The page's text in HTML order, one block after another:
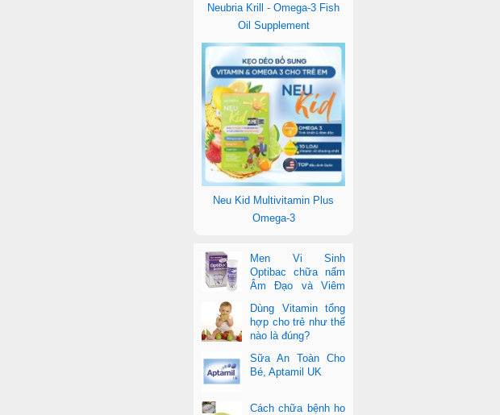
Neubria Krill - Omega-3 Fish
Oil Supplement
Neu Kid Multivitamin Plus
Omega-3
Men Vi Sinh
Optibac chữa nấm
Âm Đạo và Viêm
Dùng Vitamin tổng
hợp cho trẻ như thế
nào là đúng?
Sữa An Toàn Cho
Bé, Aptamil UK
Cách chữa bệnh ho